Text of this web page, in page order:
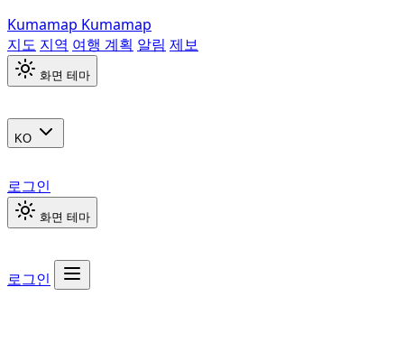
Kumamap Kumamap
지도 지역 여행 계획 알림 제보
화면 테마
KO
로그인
화면 테마
로그인